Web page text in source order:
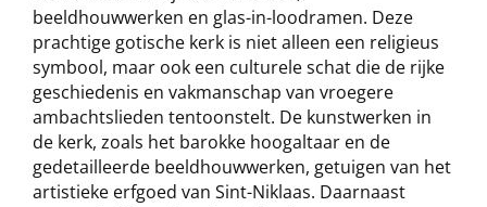
beeldhouwwerken en glas-in-loodramen. Deze
prachtige gotische kerk is niet alleen een religieus
symbool, maar ook een culturele schat die de rijke
geschiedenis en vakmanschap van vroegere
ambachtslieden tentoonstelt. De kunstwerken in
de kerk, zoals het barokke hoogaltaar en de
gedetailleerde beeldhouwwerken, getuigen van het
artistieke erfgoed van Sint-Niklaas. Daarnaast